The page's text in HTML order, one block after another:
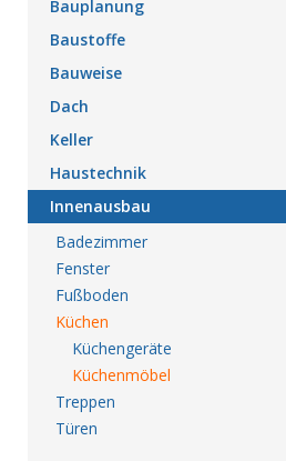
Bauplanung
Baustoffe
Bauweise
Dach
Keller
Haustechnik
Innenausbau
Badezimmer
Fenster
Fußboden
Küchen
Küchengeräte
Küchenmöbel
Treppen
Türen